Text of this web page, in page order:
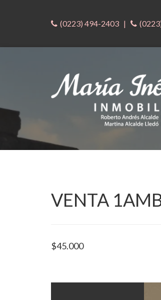
(0223) 494-2403 |
VENTA
$45.000